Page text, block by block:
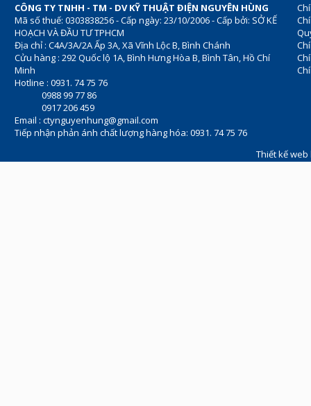
CÔNG TY TNHH - TM - DV KỸ THUẬT ĐIỆN NGUYÊN HÙNG
Mã số thuế: 0303838256 - Cấp ngày: 23/10/2006 - Cấp bởi: SỞ KẾ
HOẠCH VÀ ĐẦU TƯ TPHCM
Địa chỉ : C4A/3A/2A Ấp 3A, Xã Vĩnh Lộc B, Bình Chánh
Cửu hàng : 292 Quốc lộ 1A, Bình Hưng Hòa B, Bình Tân, Hồ Chí
Minh
Hotline : 0931. 74 75 76
0988 99 77 86
0917 206 459
Email : ctynguyenhung@gmail.com
Tiếp nhận phản ánh chất lượng hàng hóa: 0931. 74 75 76
Thiết kế web